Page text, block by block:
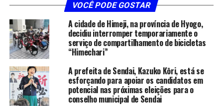
VOCÊ PODE GOSTAR
A cidade de Himeji, na província de Hyogo,
decidiu interromper temporariamente o
serviço de compartilhamento de bicicletas
“Himechari”
A prefeita de Sendai, Kazuko Kōri, está se
esforçando para apoiar os candidatos em
potencial nas próximas eleições para o
conselho municipal de Sendai